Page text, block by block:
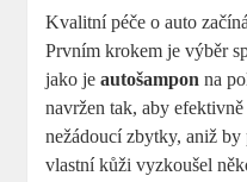
Kvalitní péče o auto
Prvním krokem je výběr
jako jeautošampon na
navržen tak, aby
nežádoucí zbytky, aniž
vlastní kůži vyzkoušel